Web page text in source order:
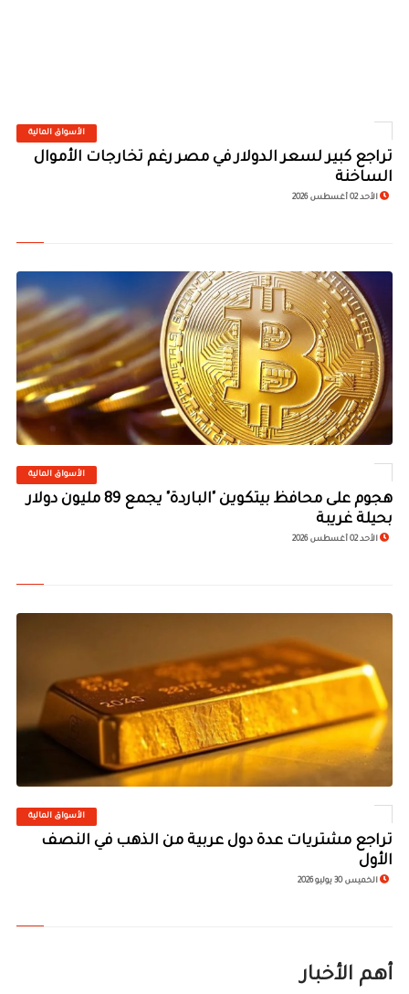
الأسواق المالية
تراجع كبير لسعر الدولار في مصر رغم تخارجات الأموال
الساخنة
الأحد 02 أغسطس 2026
الأسواق المالية
هجوم على محافظ بيتكوين "الباردة" يجمع 89 مليون دولار
بحيلة غريبة
الأحد 02 أغسطس 2026
الأسواق المالية
تراجع مشتريات عدة دول عربية من الذهب في النصف
الأول
الخميس 30 يوليو 2026
أهم الأخبار